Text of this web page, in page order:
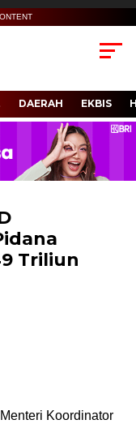
DAERAH EKBIS
Triliun
Koordinator